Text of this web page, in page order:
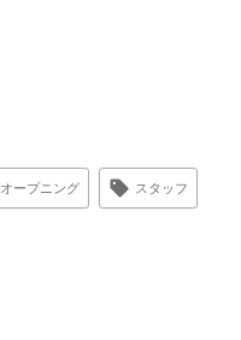
オープニング スタッフ